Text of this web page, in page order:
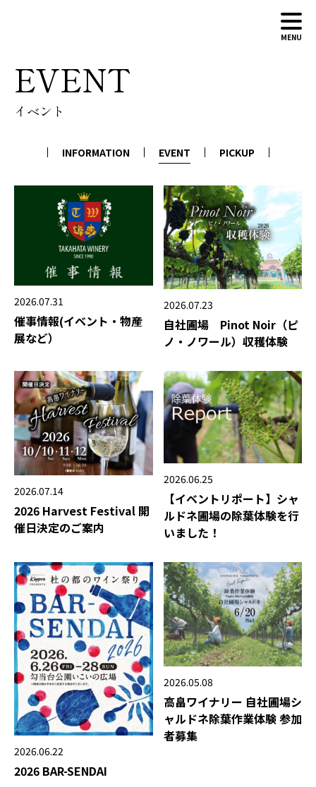
MENU
ABOUT
WINERY
ONLINE SHOP
EVENT
イベント
INFORMATION EVENT PICKUP
2026.07.31
催事情報(イベント・物産
展など）
2026.07.23
自社圃場 Pinot Noir（ピ
ノ・ノワール）収穫体験
2026.07.14
2026 Harvest Festival 開
催日決定のご案内
2026.06.25
【イベントリポート】シャ
ルドネ圃場の除葉体験を行
いました！
2026.06.22
2026 BAR-SENDAI
2026.05.08
高畠ワイナリー 自社圃場シ
ャルドネ除葉作業体験 参加
者募集